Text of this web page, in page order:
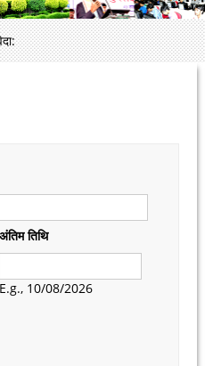
अंतिम तिथि
E.g., 10/08/2026